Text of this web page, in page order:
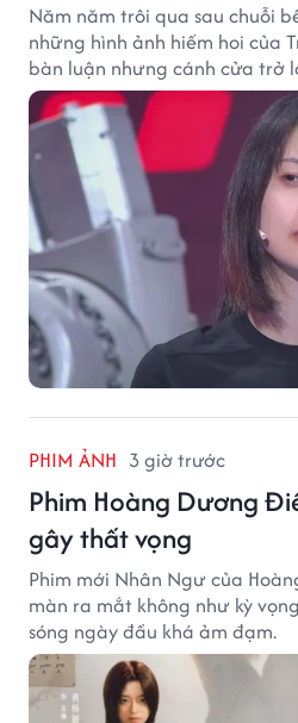
Năm năm trôi qua sau chuỗi
những hình ảnh hiếm hoi của
bàn luận nhưng cánh cửa trở
vời.
PHIM ẢNH 3 giờ trước
Phim Hoàng Dương
gây thất vọng
Phim mới Nhân Ngư của
màn ra mắt không như kỳ
sóng ngày đầu khá ảm đạm.